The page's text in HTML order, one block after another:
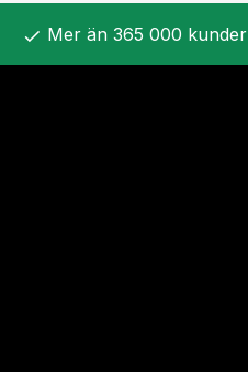
check Mer än 365 000 kunder